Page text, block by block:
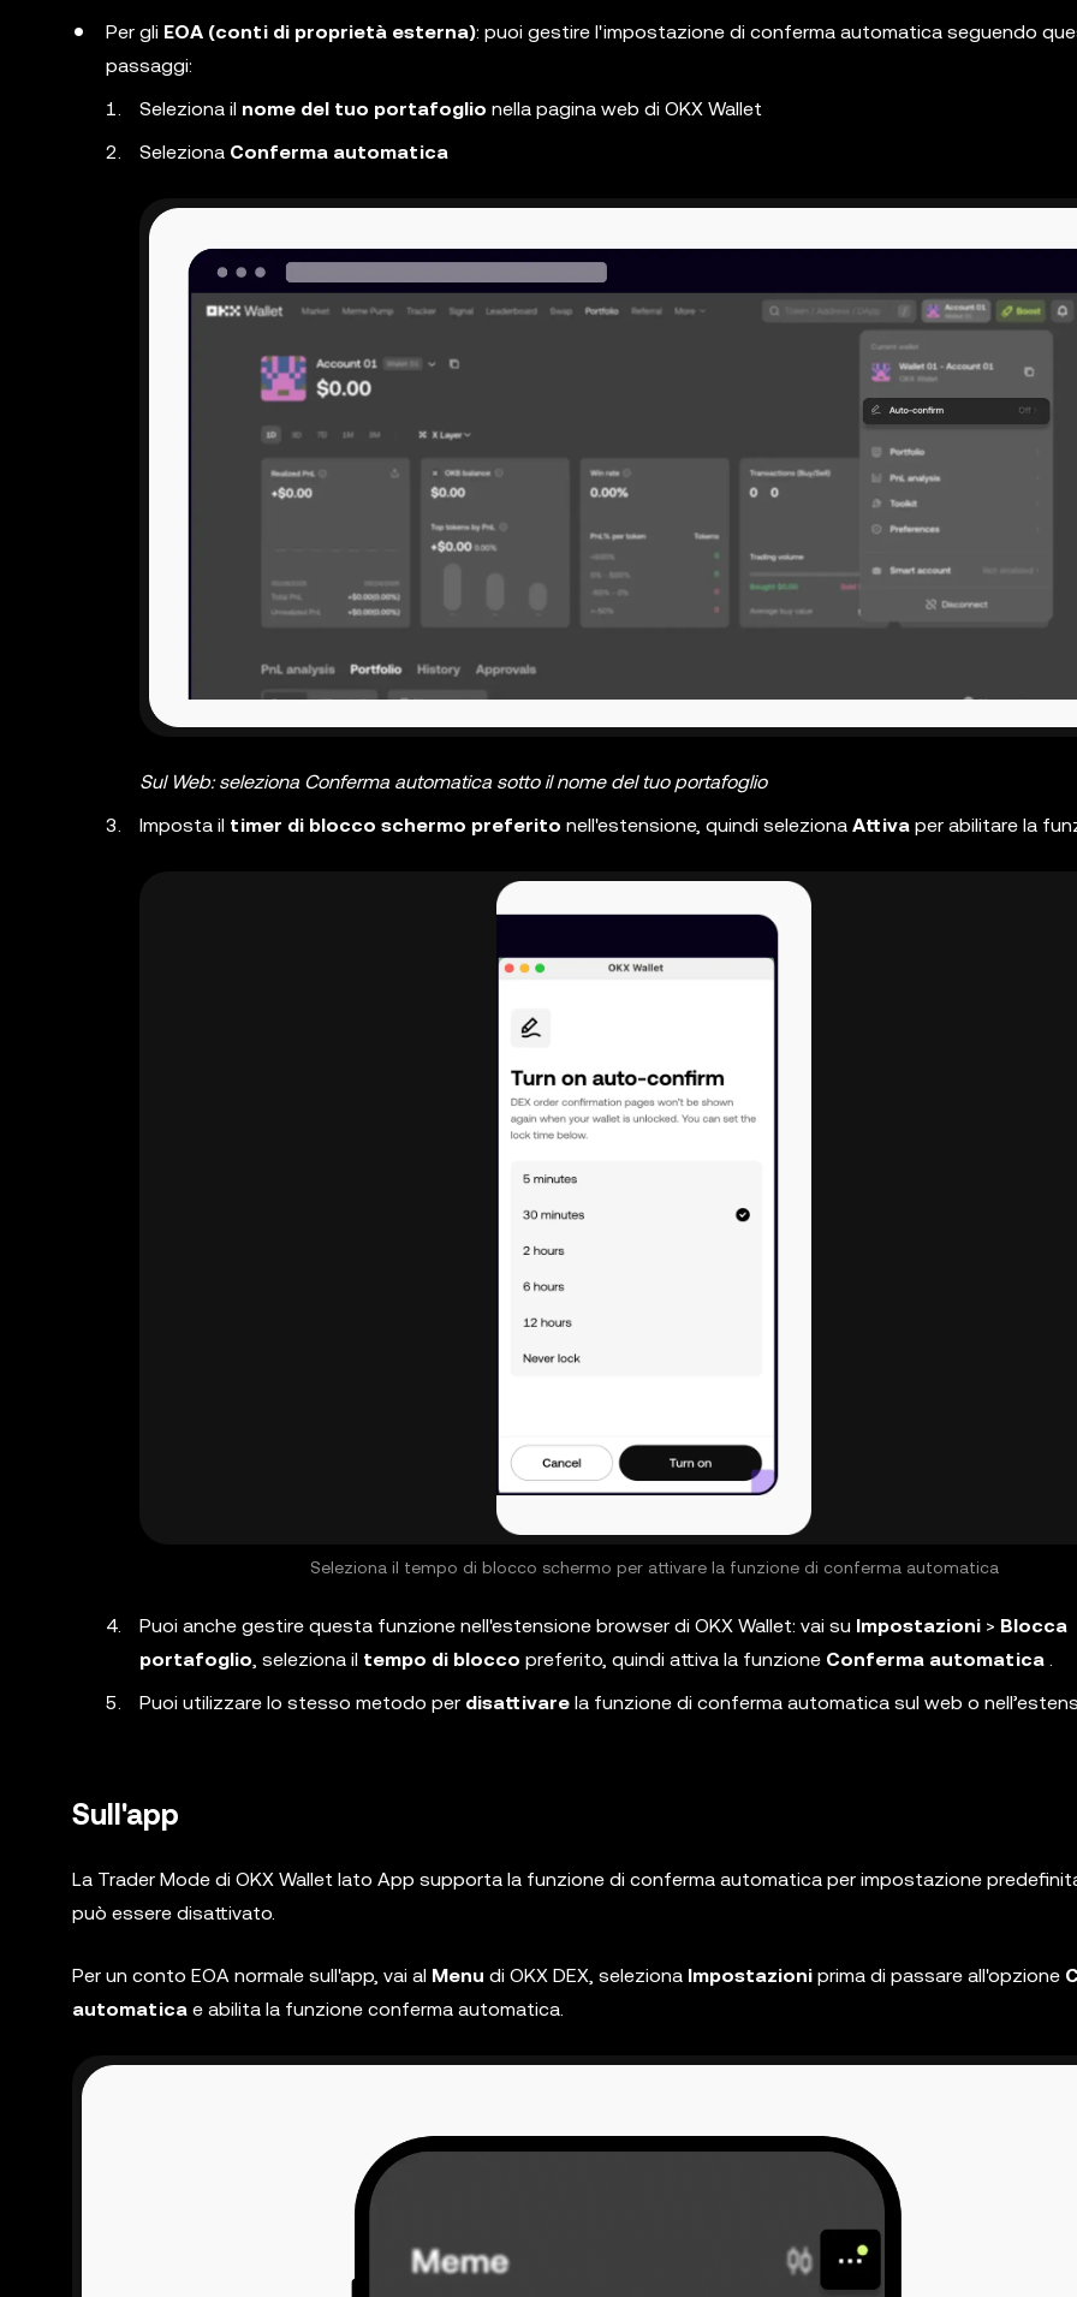
Per gli EOA (conti di proprietà esterna): puoi gestire l'impostazione di conferma automatica seguendo
passaggi:
Seleziona il nome del tuo portafoglio nella pagina web di OKX Wallet
Seleziona Conferma automatica
Sul Web: seleziona Conferma automatica sotto il nome del tuo portafoglio
Imposta il timer di blocco schermo preferito nell'estensione, quindi seleziona Attiva per abilitare la
Seleziona il tempo di blocco schermo per attivare la funzione di conferma automatica
Puoi anche gestire questa funzione nell'estensione browser di OKX Wallet: vai su Impostazioni > Blocca
portafoglio , seleziona il tempo di blocco preferito, quindi attiva la funzione Conferma automatica
Puoi utilizzare lo stesso metodo per disattivare la funzione di conferma automatica sul web o
Sull'app
La Trader Mode di OKX Wallet lato App supporta la funzione di conferma automatica per impostazione
può essere disattivato.
Per un conto EOA normale sull'app, vai al Menu di OKX DEX, seleziona Impostazioni prima di passare all'opzione
automatica e abilita la funzione conferma automatica.